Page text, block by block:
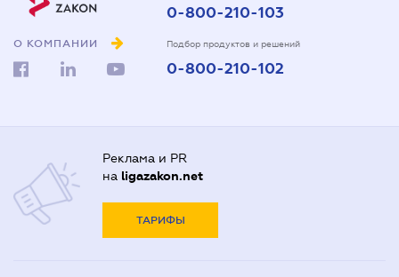
О КОМПАНИИ
0-800-210-103
Подбор продуктов и решений
0-800-210-102
Реклама и PR
на ligazakon.net
ТАРИФЫ